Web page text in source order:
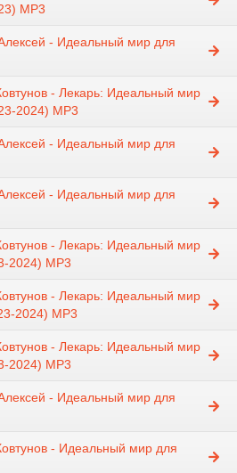
МР3
- Идеальный мир для
- Лекарь: Идеальный мир
2024) МР3
- Идеальный мир для
- Идеальный мир для
- Лекарь: Идеальный мир
2024) МР3
- Лекарь: Идеальный мир
2024) МР3
- Лекарь: Идеальный мир
2024) МР3
- Идеальный мир для
- Идеальный мир для